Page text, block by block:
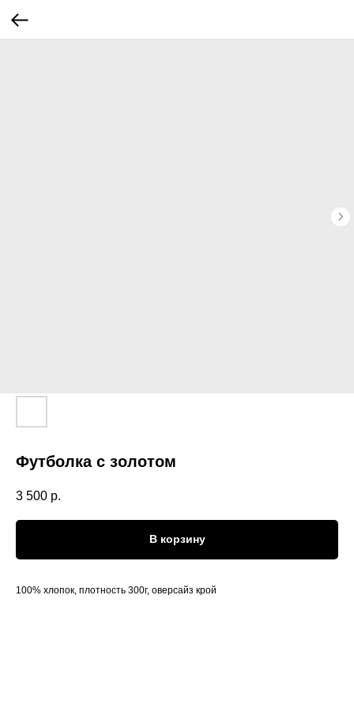
Футболка с золотом
3 500 р.
В корзину
100% хлопок, плотность 300г, оверсайз крой